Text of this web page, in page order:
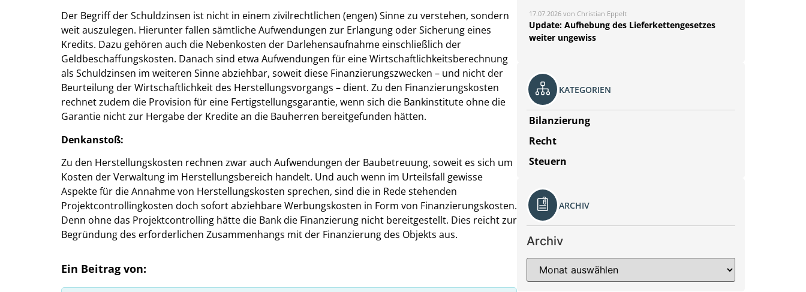
Der Begriff der Schuldzinsen ist nicht in einem zivilrechtlichen (engen) Sinne zu verstehen, sondern
weit auszulegen. Hierunter fallen sämtliche Aufwendungen zur Erlangung oder Sicherung eines
Kredits. Dazu gehören auch die Nebenkosten der Darlehensaufnahme einschließlich der
Geldbeschaffungskosten. Danach sind etwa Aufwendungen für eine Wirtschaftlichkeitsberechnung
als Schuldzinsen im weiteren Sinne abziehbar, soweit diese Finanzierungszwecken – und nicht der
Beurteilung der Wirtschaftlichkeit des Herstellungsvorgangs – dient. Zu den Finanzierungskosten
rechnet zudem die Provision für eine Fertigstellungsgarantie, wenn sich die Bankinstitute ohne die
Garantie nicht zur Hergabe der Kredite an die Bauherren bereitgefunden hätten.
Denkanstoß:
Zu den Herstellungskosten rechnen zwar auch Aufwendungen der Baubetreuung, soweit es sich um
Kosten der Verwaltung im Herstellungsbereich handelt. Und auch wenn im Urteilsfall gewisse
Aspekte für die Annahme von Herstellungskosten sprechen, sind die in Rede stehenden
Projektcontrollingkosten doch sofort abziehbare Werbungskosten in Form von Finanzierungskosten.
Denn ohne das Projektcontrolling hätte die Bank die Finanzierung nicht bereitgestellt. Dies reicht zur
Begründung des erforderlichen Zusammenhangs mit der Finanzierung des Objekts aus.
Ein Beitrag von:
17.07.2026 von Christian Eppelt
Update: Aufhebung des Lieferkettengesetzes
weiter ungewiss
KATEGORIEN
Bilanzierung
Recht
Steuern
ARCHIV
Archiv